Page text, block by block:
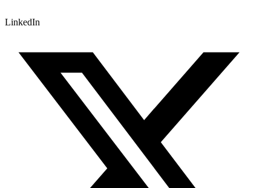
LinkedIn